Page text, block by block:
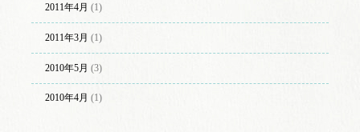
2011年4月 (1)
2011年3月 (1)
2010年5月 (3)
2010年4月 (1)